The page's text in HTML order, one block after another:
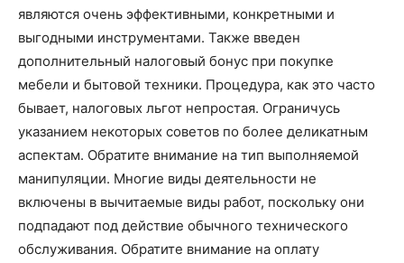
являются очень эффективными, конкретными и
выгодными инструментами. Также введен
дополнительный налоговый бонус при покупке
мебели и бытовой техники. Процедура, как это часто
бывает, налоговых льгот непростая. Ограничусь
указанием некоторых советов по более деликатным
аспектам. Обратите внимание на тип выполняемой
манипуляции. Многие виды деятельности не
включены в вычитаемые виды работ, поскольку они
подпадают под действие обычного технического
обслуживания. Обратите внимание на оплату